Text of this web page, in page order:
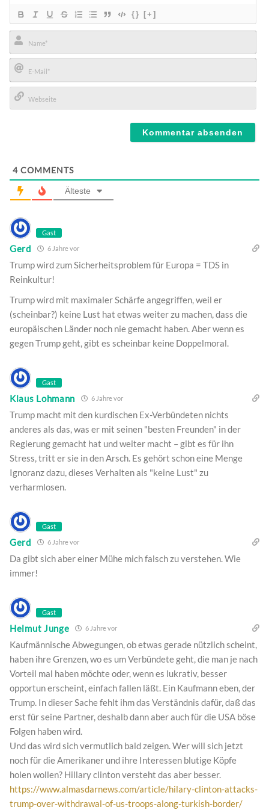
{} [+]
Name*
E-
Mail*
4 COMMENTS
Älteste
Gast
Gerd 6 Jahre vor
Trump wird zum Sicherheitsproblem für Europa = TDS in
Reinkultur!
Trump wird mit maximaler Schärfe angegriffen, weil er
(scheinbar?) keine Lust hat etwas weiter zu machen, dass die
europäischen Länder noch nie gemacht haben. Aber wenn es
gegen Trump geht, gibt es scheinbar keine Doppelmoral.
Gast
Klaus Lohmann 6 Jahre vor
Trump macht mit den kurdischen Ex-Verbündeten nichts
anderes als das, was er mit seinen "besten Freunden" in der
Regierung gemacht hat und weiter macht – gibt es für ihn
Stress, tritt er sie in den Arsch. Es gehört schon eine Menge
Ignoranz dazu, dieses Verhalten als "keine Lust" zu
verharmlosen.
Gast
Gerd 6 Jahre vor
Da gibt sich aber einer Mühe mich falsch zu verstehen. Wie
immer!
Gast
Helmut Junge 6 Jahre vor
Kaufmännische Abwegungen, ob etwas gerade nützlich scheint,
haben ihre Grenzen, wo es um Verbündete geht, die man je nach
Vorteil mal haben möchte oder, wenn es lukrativ, besser
opportun erscheint, einfach fallen läßt. Ein Kaufmann eben, der
Trump. In dieser Sache fehlt ihm das Verständnis dafür, daß das
erst für seine Partner, deshalb dann aber auch für die USA böse
Folgen haben wird.
Und das wird sich vermutlich bald zeigen. Wer will sich jetzt
noch für die Amerikaner und ihre Interessen blutige Köpfe
holen wollen? Hillary clinton versteht das aber besser.
https://www.almasdarnews.com/article/hilary-clinton-attacks-
trump-over-withdrawal-of-us-troops-along-turkish-border/